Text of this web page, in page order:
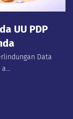
UU PDP
Data